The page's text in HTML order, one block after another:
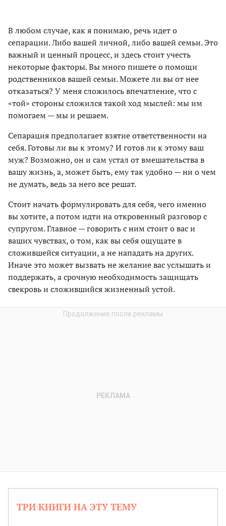
В любом случае, как я понимаю, речь идет о
сепарации. Либо вашей личной, либо вашей семьи. Это
важный и ценный процесс, и здесь стоит учесть
некоторые факторы. Вы много пишете о помощи
родственников вашей семьи. Можете ли вы от нее
отказаться? У меня сложилось впечатление, что с
«той» стороны сложился такой ход мыслей: мы им
помогаем — мы и решаем.
Сепарация предполагает взятие ответственности на
себя. Готовы ли вы к этому? И готов ли к этому ваш
муж? Возможно, он и сам устал от вмешательства в
вашу жизнь, а, может быть, ему так удобно — ни о чем
не думать, ведь за него все решат.
Стоит начать формулировать для себя, чего именно
вы хотите, а потом идти на откровенный разговор с
супругом. Главное — говорить с ним стоит о вас и
ваших чувствах, о том, как вы себя ощущате в
сложившейся ситуации, а не нападать на других.
Иначе это может вызвать не желание вас услышать и
поддержать, а срочную необходимость защищать
свекровь и сложившийся жизненный устой.
ТРИ КНИГИ НА ЭТУ ТЕМУ